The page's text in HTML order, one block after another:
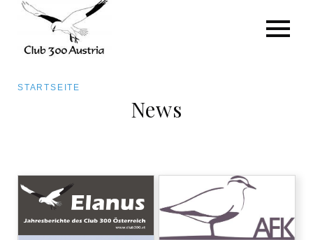
Inhalt
Pfadnavigation
STARTSEITE
News